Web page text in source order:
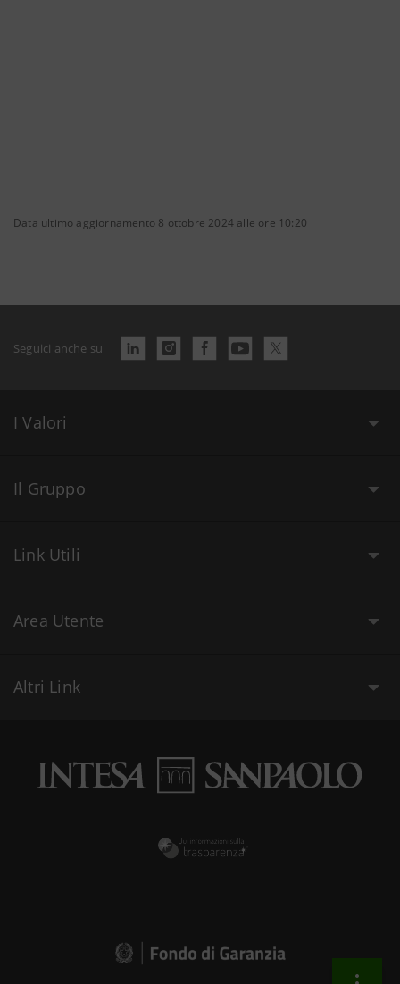
Data ultimo aggiornamento 8 ottobre 2024 alle ore 10:20
Seguici anche su
I Valori
Il Gruppo
Link Utili
Area Utente
Altri Link